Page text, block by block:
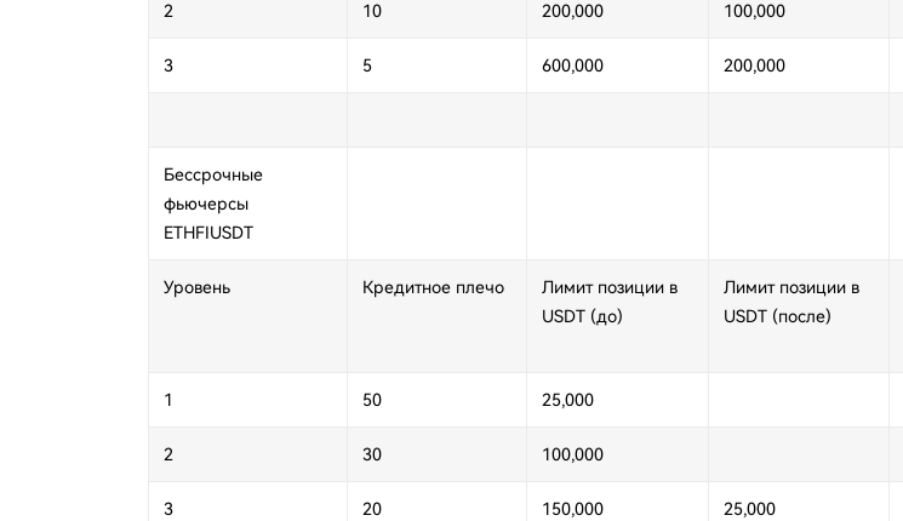
2 10 200,000 100,000
3 5 600,000 200,000
Бессрочные
фьючерсы
ETHFIUSDT
Уровень Кредитное плечо
Лимит позиции в
USDT (до)
Лимит позиции в
USDT (после)
1 50 25,000
2 30 100,000
3 20 150,000 25,000